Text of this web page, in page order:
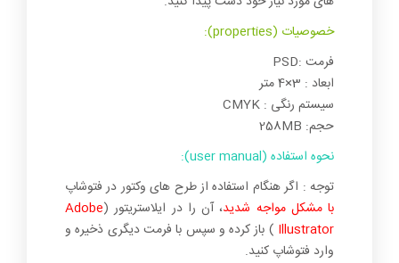
خصوصیات (properties):
فرمت :PSD
ابعاد : 3×4 متر
سیستم رنگی : CMYK
حجم: 258MB
نحوه استفاده (user manual):
توجه : اگر هنگام استفاده از طرح های وکتور در فتوشاپ
با مشکل مواجه شدید، آن را در ایلاستریتور (Adobe
Illustrator ) باز کرده و سپس با فرمت دیگری ذخیره و
وارد فتوشاپ کنید.